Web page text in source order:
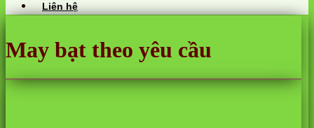
Liên hệ
May bạt theo yêu cầu